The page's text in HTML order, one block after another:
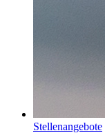
Stellenangebote